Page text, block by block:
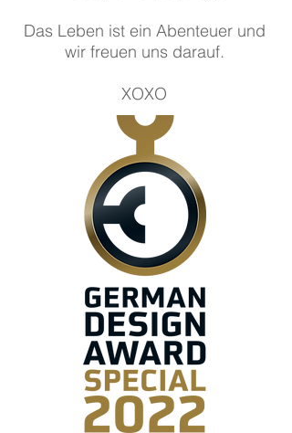
Das Leben ist ein Abenteuer und
wir freuen uns darauf.
XOXO